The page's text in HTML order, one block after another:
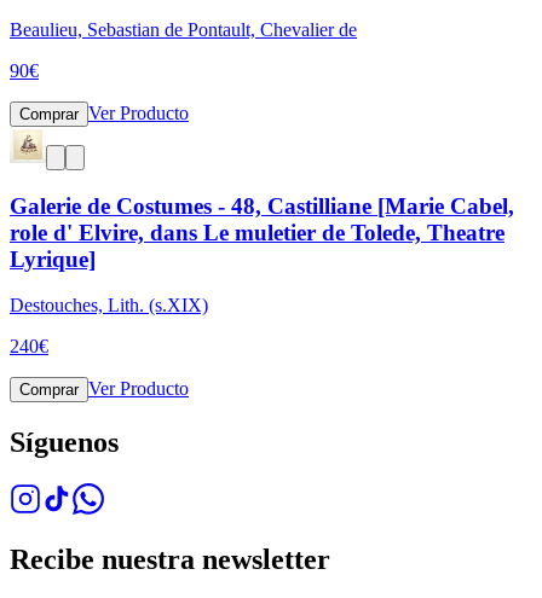
Beaulieu, Sebastian de Pontault, Chevalier de
90€
Comprar Ver Producto
Galerie de Costumes - 48, Castilliane [Marie Cabel,
role d' Elvire, dans Le muletier de Tolede, Theatre
Lyrique]
Destouches, Lith. (s.XIX)
240€
Comprar Ver Producto
Síguenos
Recibe nuestra newsletter